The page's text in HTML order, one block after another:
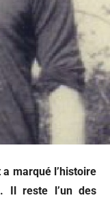
marqué l’histoire
Il reste l’un des